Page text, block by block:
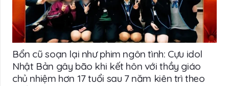
Bổn cũ soạn lại như phim ngôn tình: Cựu idol
Nhật Bản gây bão khi kết hôn với thầy giáo
chủ nhiệm hơn 17 tuổi sau 7 năm kiên trì theo